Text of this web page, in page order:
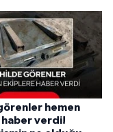
hemen
verdi!